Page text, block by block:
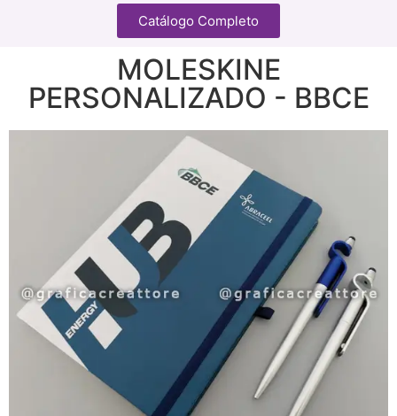
Catálogo Completo
MOLESKINE
PERSONALIZADO - BBCE